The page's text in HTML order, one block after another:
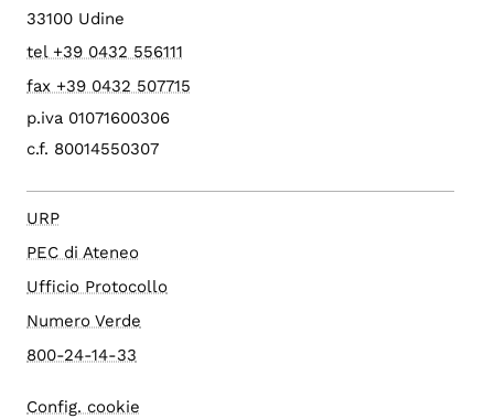
33100 Udine
tel +39 0432 556111
fax +39 0432 507715
p.iva 01071600306
c.f. 80014550307
URP
PEC di Ateneo
Ufficio Protocollo
Numero Verde
800-24-14-33
Config. cookie